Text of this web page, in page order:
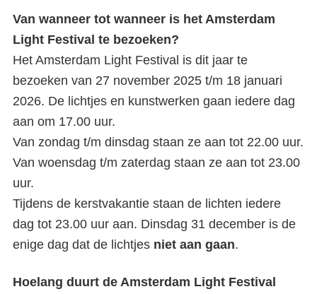
Van wanneer tot wanneer is het Amsterdam
Light Festival te bezoeken?
Het Amsterdam Light Festival is dit jaar te
bezoeken van 27 november 2025 t/m 18 januari
2026. De lichtjes en kunstwerken gaan iedere dag
aan om 17.00 uur.
Van zondag t/m dinsdag staan ze aan tot 22.00 uur.
Van woensdag t/m zaterdag staan ze aan tot 23.00
uur.
Tijdens de kerstvakantie staan de lichten iedere
dag tot 23.00 uur aan. Dinsdag 31 december is de
enige dag dat de lichtjes niet aan gaan.
Hoelang duurt de Amsterdam Light Festival